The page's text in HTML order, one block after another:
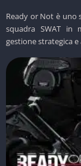
Ready or Not è
squadra SWAT in
gestione strategica